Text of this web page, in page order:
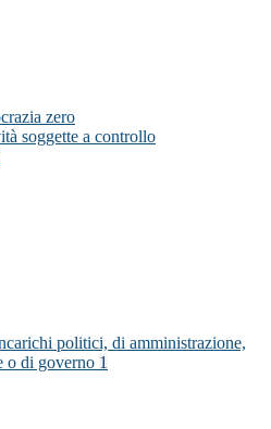
zero
soggette a controllo
politici, di amministrazione,
o di governo 1